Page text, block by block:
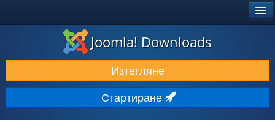
ИЗТЕГЛЯНЕ & РАЗШИРЯВАНЕ
ОТКРИВАЙТЕ & УЧЕТЕ
ОБЩНОСТ & ПОДДРЪЖКА
Joomla! Downloads
Изтегляне
Стартиране